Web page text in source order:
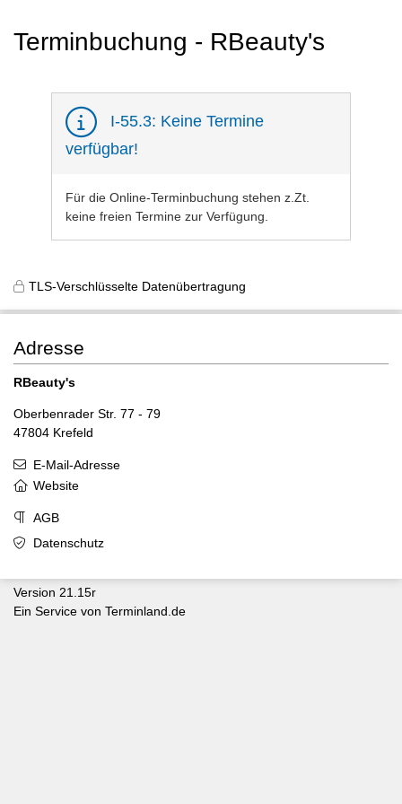
Terminbuchung - RBeauty's
I-55.3: Keine Termine
verfügbar!
Für die Online-Terminbuchung stehen z.Zt.
keine freien Termine zur Verfügung.
TLS-Verschlüsselte Datenübertragung
Adresse
RBeauty's
Oberbenrader Str. 77 - 79
47804 Krefeld
E-Mail-Adresse
Website
AGB
Datenschutz
Version 21.15r
Ein Service von Terminland.de